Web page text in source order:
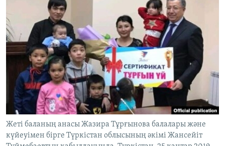
АРНАЙЫ ЖОБАЛАР
Русский
ЖАЗЫЛЫҢЫЗ
Басқа тілдерде
Жеті баланың анасы Жазира Тұрғынова балалары және
күйеуімен бірге Түркістан облысының әкімі Жансейіт